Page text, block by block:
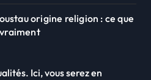
origine religion : ce que
vraiment
Ici, vous serez en